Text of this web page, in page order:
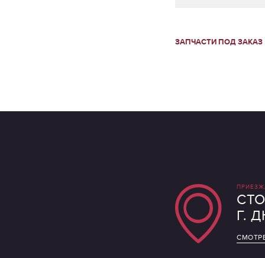
ЗАПЧАСТИ ПОД ЗАКАЗ
СТО
Г.